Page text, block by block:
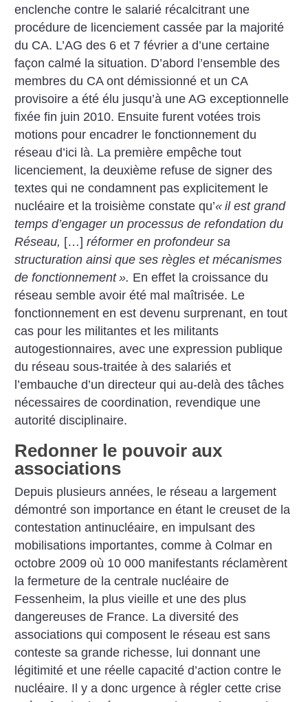
enclenche contre le salarié récalcitrant une
procédure de licenciement cassée par la majorité
du CA. L’AG des 6 et 7 février a d’une certaine
façon calmé la situation. D’abord l’ensemble des
membres du CA ont démissionné et un CA
provisoire a été élu jusqu’à une AG exceptionnelle
fixée fin juin 2010. Ensuite furent votées trois
motions pour encadrer le fonctionnement du
réseau d’ici là. La première empêche tout
licenciement, la deuxième refuse de signer des
textes qui ne condamnent pas explicitement le
nucléaire et la troisième constate qu’« il est grand
temps d’engager un processus de refondation du
Réseau, […]réformer en profondeur sa
structuration ainsi que ses règles et mécanismes
de fonctionnement ». En effet la croissance du
réseau semble avoir été mal maîtrisée. Le
fonctionnement en est devenu surprenant, en tout
cas pour les militantes et les militants
autogestionnaires, avec une expression publique
du réseau sous-traitée à des salariés et
l’embauche d’un directeur qui au-delà des tâches
nécessaires de coordination, revendique une
autorité disciplinaire.
Redonner le pouvoir aux
associations
Depuis plusieurs années, le réseau a largement
démontré son importance en étant le creuset de la
contestation antinucléaire, en impulsant des
mobilisations importantes, comme à Colmar en
octobre 2009 où 10 000 manifestants réclamèrent
la fermeture de la centrale nucléaire de
Fessenheim, la plus vieille et une des plus
dangereuses de France. La diversité des
associations qui composent le réseau est sans
conteste sa grande richesse, lui donnant une
légitimité et une réelle capacité d’action contre le
nucléaire. Il y a donc urgence à régler cette crise